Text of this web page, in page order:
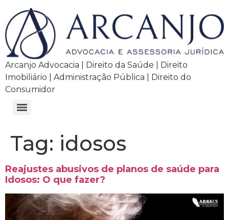
Arcanjo Advocacia | Direito da Saúde | Direito
Imobiliário | Administração Pública | Direito do
Consumidor
Tag: idosos
Reajustes abusivos de planos de saúde para
Idosos: O que fazer?